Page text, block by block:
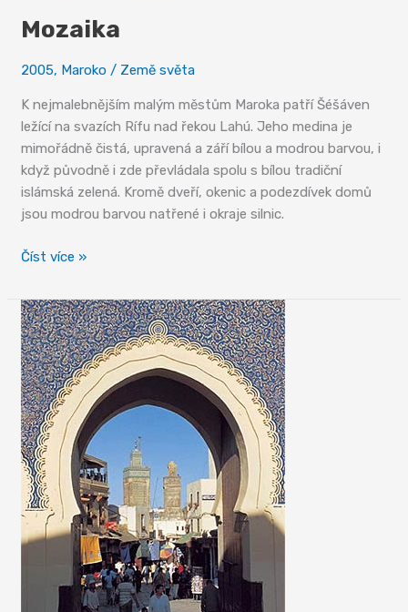
Mozaika
2005, Maroko / Země světa
K nejmalebnějším malým městům Maroka patří Šéšáven
ležící na svazích Rífu nad řekou Lahú. Jeho medina je
mimořádně čistá, upravená a září bílou a modrou barvou, i
když původně i zde převládala spolu s bílou tradiční
islámská zelená. Kromě dveří, okenic a podezdívek domů
jsou modrou barvou natřené i okraje silnic.
Mozaika
Číst více »